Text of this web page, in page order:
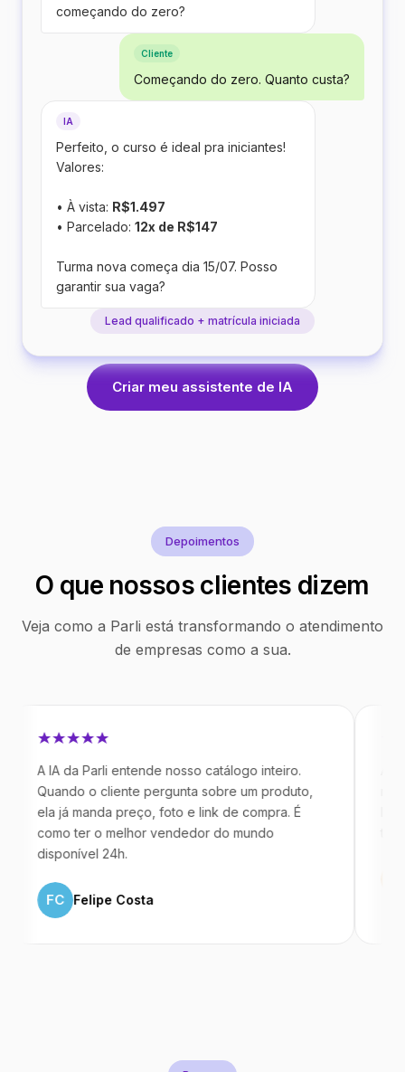
começando do zero?
Cliente
Começando do zero. Quanto custa?
IA
Perfeito, o curso é ideal pra iniciantes!
Valores:
• À vista: R$1.497
• Parcelado: 12x de R$147
Turma nova começa dia 15/07. Posso
garantir sua vaga?
Lead qualificado + matrícula iniciada
Criar meu assistente de IA
Depoimentos
O que nossos clientes dizem
Veja como a Parli está transformando o atendimento
de empresas como a sua.
da Parli entende nosso catálogo inteiro.
o cliente pergunta sobre um produto,
já manda preço, foto e link de compra. É
ter o melhor vendedor do mundo
24h.
Felipe Costa